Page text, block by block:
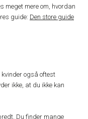
meget mere om, hvordan
guide: Den store guide
også oftest
ikke, at du ikke kan
Du finder mange